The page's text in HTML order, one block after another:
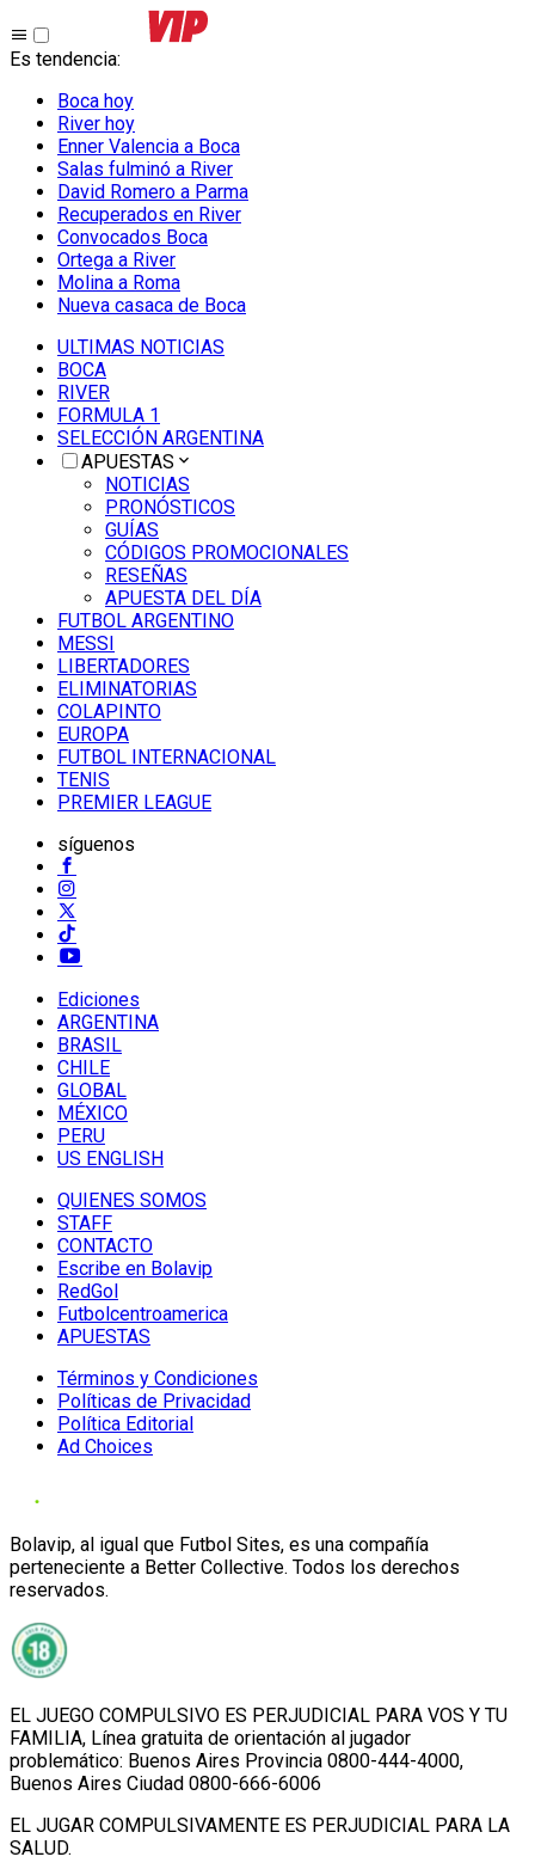
Es tendencia:
Boca hoy
River hoy
Enner Valencia a Boca
Salas fulminó a River
David Romero a Parma
Recuperados en River
Convocados Boca
Ortega a River
Molina a Roma
Nueva casaca de Boca
ULTIMAS NOTICIAS
BOCA
RIVER
FORMULA 1
SELECCIÓN ARGENTINA
APUESTAS
NOTICIAS
PRONÓSTICOS
GUÍAS
CÓDIGOS PROMOCIONALES
RESEÑAS
APUESTA DEL DÍA
FUTBOL ARGENTINO
MESSI
LIBERTADORES
ELIMINATORIAS
COLAPINTO
EUROPA
FUTBOL INTERNACIONAL
TENIS
PREMIER LEAGUE
síguenos
Ediciones
ARGENTINA
BRASIL
CHILE
GLOBAL
MÉXICO
PERU
US ENGLISH
QUIENES SOMOS
STAFF
CONTACTO
Escribe en Bolavip
RedGol
Futbolcentroamerica
APUESTAS
Términos y Condiciones
Políticas de Privacidad
Política Editorial
Ad Choices
Bolavip, al igual que Futbol Sites, es una compañía
perteneciente a Better Collective. Todos los derechos
reservados.
EL JUEGO COMPULSIVO ES PERJUDICIAL PARA VOS Y TU
FAMILIA, Línea gratuita de orientación al jugador
problemático: Buenos Aires Provincia 0800-444-4000,
Buenos Aires Ciudad 0800-666-6006
EL JUGAR COMPULSIVAMENTE ES PERJUDICIAL PARA LA
SALUD.